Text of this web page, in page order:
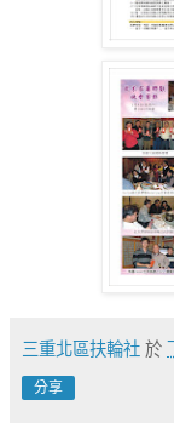
三重北區扶輪社 於
分享